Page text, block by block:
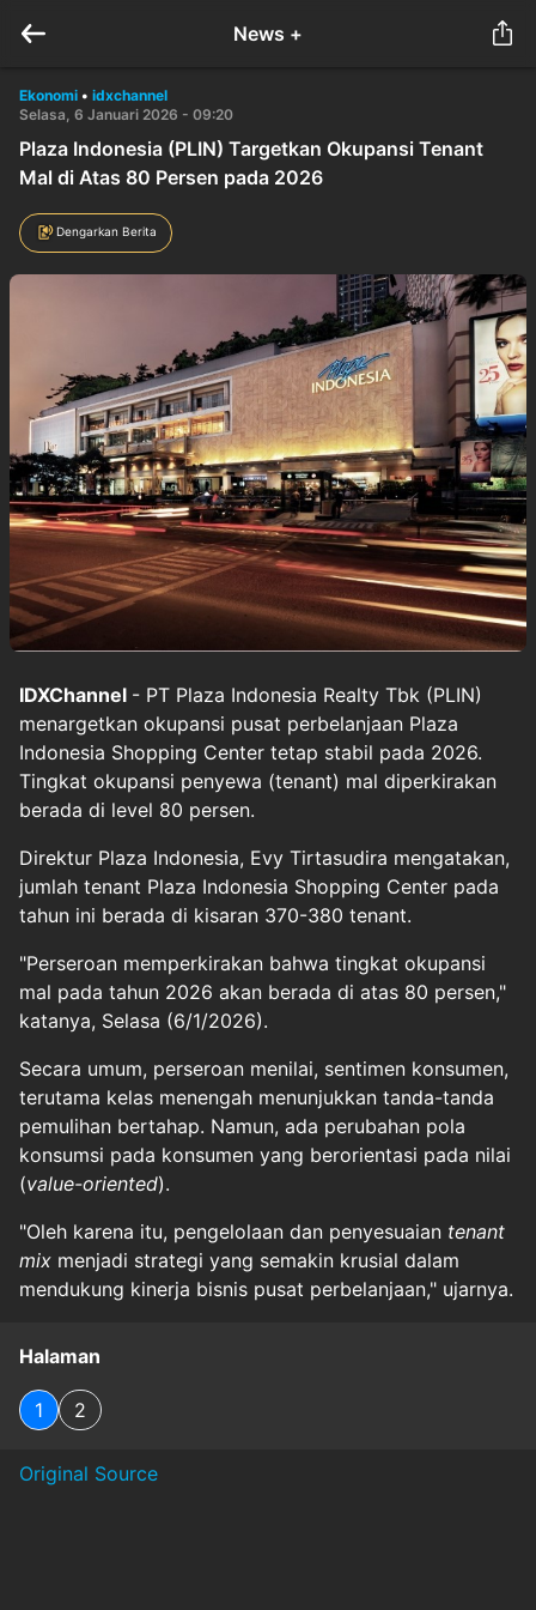
News +
Ekonomi • idxchannel
Selasa, 6 Januari 2026 - 09:20
Plaza Indonesia (PLIN) Targetkan Okupansi Tenant
Mal di Atas 80 Persen pada 2026
Dengarkan Berita
IDXChannel - PT Plaza Indonesia Realty Tbk (PLIN)
menargetkan okupansi pusat perbelanjaan Plaza
Indonesia Shopping Center tetap stabil pada 2026.
Tingkat okupansi penyewa (tenant) mal diperkirakan
berada di level 80 persen.
Direktur Plaza Indonesia, Evy Tirtasudira mengatakan,
jumlah tenant Plaza Indonesia Shopping Center pada
tahun ini berada di kisaran 370-380 tenant.
"Perseroan memperkirakan bahwa tingkat okupansi
mal pada tahun 2026 akan berada di atas 80 persen,"
katanya, Selasa (6/1/2026).
Secara umum, perseroan menilai, sentimen konsumen,
terutama kelas menengah menunjukkan tanda-tanda
pemulihan bertahap. Namun, ada perubahan pola
konsumsi pada konsumen yang berorientasi pada nilai
(value-oriented).
"Oleh karena itu, pengelolaan dan penyesuaian tenant
mix menjadi strategi yang semakin krusial dalam
mendukung kinerja bisnis pusat perbelanjaan," ujarnya.
Halaman
1 2
Original Source